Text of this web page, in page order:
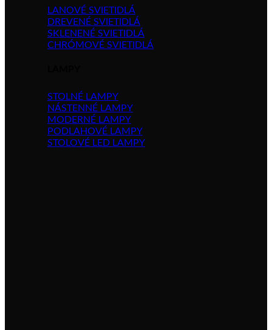
LANOVÉ SVIETIDLÁ
DREVENÉ SVIETIDLÁ
SKLENENÉ SVIETIDLÁ
CHRÓMOVÉ SVIETIDLÁ
STOLNÉ LAMPY
NÁSTENNÉ LAMPY
MODERNÉ LAMPY
PODLAHOVÉ LAMPY
STOLOVÉ LED LAMPY